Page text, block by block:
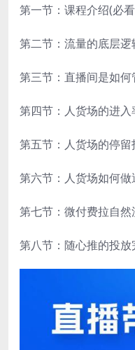
第一节：课程介绍(必看
第二节：流量的底层逻
第三节：直播间是如何
第四节：人货场的进入
第五节：人货场的停留
第六节：人货场如何做
第七节：微付费拉自然
第八节：随心推的投放